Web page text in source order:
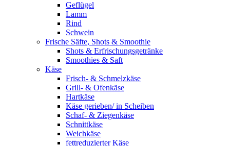
Geflügel
Lamm
Rind
Schwein
Frische Säfte, Shots & Smoothie
Shots & Erfrischungsgetränke
Smoothies & Saft
Käse
Frisch- & Schmelzkäse
Grill- & Ofenkäse
Hartkäse
Käse gerieben/ in Scheiben
Schaf- & Ziegenkäse
Schnittkäse
Weichkäse
fettreduzierter Käse